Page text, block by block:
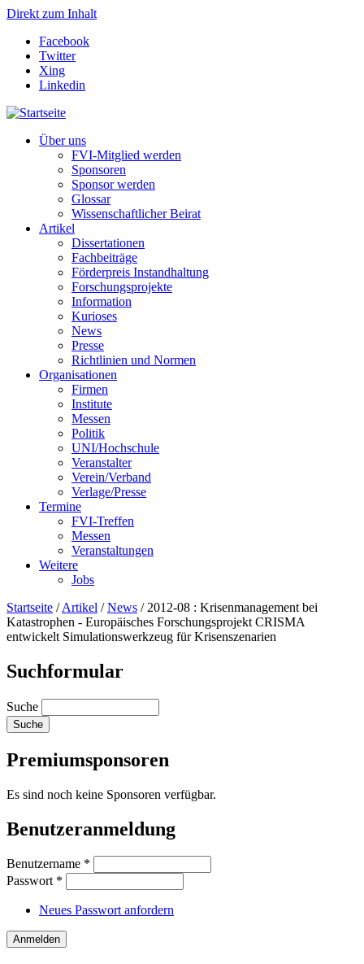
Direkt zum Inhalt
Facebook
Twitter
Xing
Linkedin
Über uns
FVI-Mitglied werden
Sponsoren
Sponsor werden
Glossar
Wissenschaftlicher Beirat
Artikel
Dissertationen
Fachbeiträge
Förderpreis Instandhaltung
Forschungsprojekte
Information
Kurioses
News
Presse
Richtlinien und Normen
Organisationen
Firmen
Institute
Messen
Politik
UNI/Hochschule
Veranstalter
Verein/Verband
Verlage/Presse
Termine
FVI-Treffen
Messen
Veranstaltungen
Weitere
Jobs
Startseite /Artikel /News / 2012-08 : Krisenmanagement bei
Katastrophen - Europäisches Forschungsprojekt CRISMA
entwickelt Simulationswerkzeug für Krisenszenarien
Suchformular
Suche
Premiumsponsoren
Es sind noch keine Sponsoren verfügbar.
Benutzeranmeldung
Benutzername *
Passwort *
Neues Passwort anfordern